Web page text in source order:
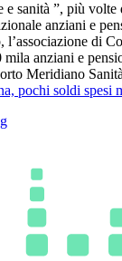
sanità ”, più volte
anziani e
l’associazione di
mila anziani e
Meridiano
pochi soldi spesi